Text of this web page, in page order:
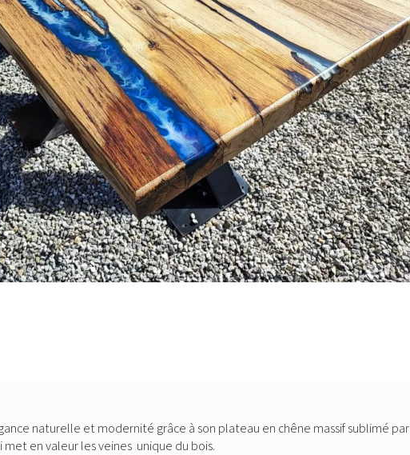
naturelle et modernité grâce à son plateau en chêne massif sublimé par
en valeur les veines unique du bois.